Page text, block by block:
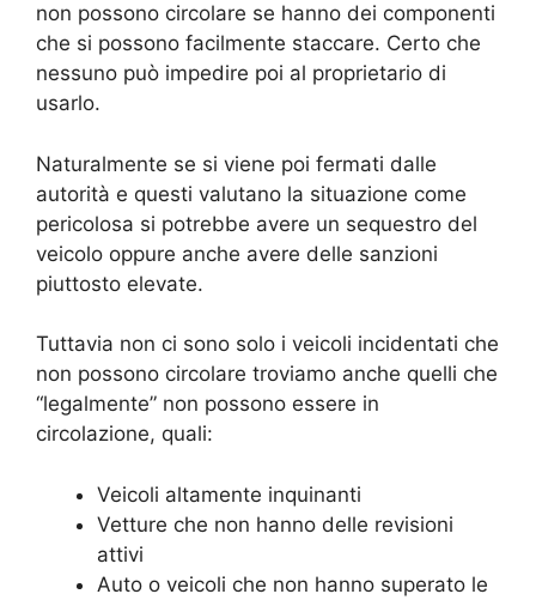
non possono circolare se hanno dei componenti
che si possono facilmente staccare. Certo che
nessuno può impedire poi al proprietario di
usarlo.
Naturalmente se si viene poi fermati dalle
autorità e questi valutano la situazione come
pericolosa si potrebbe avere un sequestro del
veicolo oppure anche avere delle sanzioni
piuttosto elevate.
Tuttavia non ci sono solo i veicoli incidentati che
non possono circolare troviamo anche quelli che
“legalmente” non possono essere in
circolazione, quali:
Veicoli altamente inquinanti
Vetture che non hanno delle revisioni
attivi
Auto o veicoli che non hanno superato le